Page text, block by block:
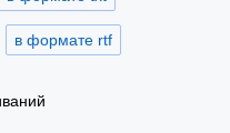
в формате rtf